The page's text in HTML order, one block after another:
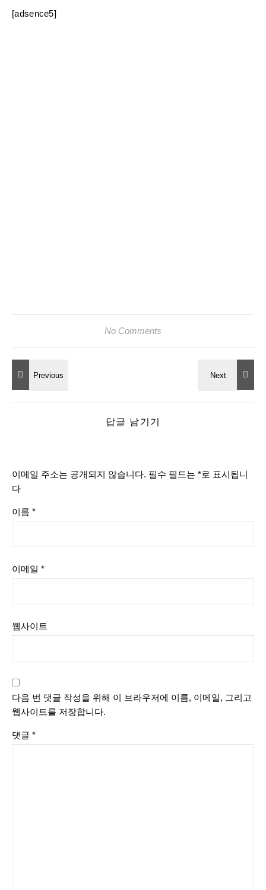
[adsence5]
No Comments
답글 남기기
이메일 주소는 공개되지 않습니다. 필수 필드는 *로 표시됩니
다
이름 *
이메일 *
웹사이트
다음 번 댓글 작성을 위해 이 브라우저에 이름, 이메일, 그리고
웹사이트를 저장합니다.
댓글 *